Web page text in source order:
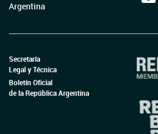
Argentina
Secretaría
Legal y Técnica
Boletín Oficial
de la República Argentina